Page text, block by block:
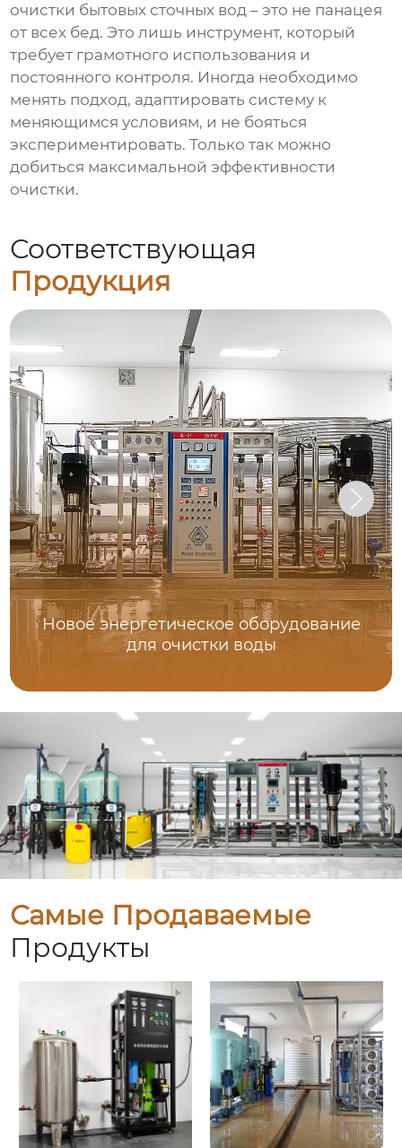
очистки бытовых сточных вод – это не панацея
от всех бед. Это лишь инструмент, который
требует грамотного использования и
постоянного контроля. Иногда необходимо
менять подход, адаптировать систему к
меняющимся условиям, и не бояться
экспериментировать. Только так можно
добиться максимальной эффективности
очистки.
Соответствующая
Продукция
Новое энергетическое оборудование
для очистки воды
Самые Продаваемые
Продукты